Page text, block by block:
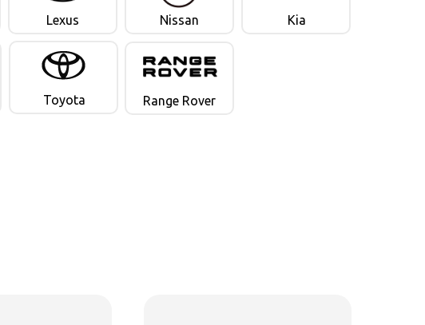
Lexus Nissan Kia
Toyota Range Rover